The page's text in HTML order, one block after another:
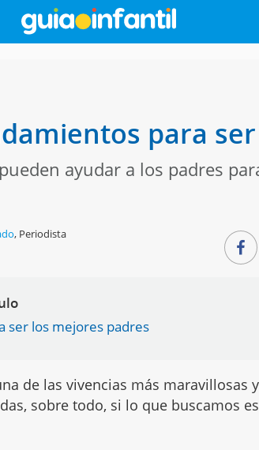
para
ayudar a los padres
, Periodista
ser los mejores padres
de las vivencias más maravillosas
sobre todo, si lo que buscamos